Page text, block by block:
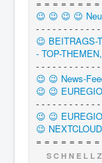
= = = = = = =
😉 😉 😉 😉
- - - - - - - - - - -
😉 BEITRAGS-
- TOP-
- - - - - - - - - - -
😉 😉 News-
😉 😉
- - - - - - - - - - -
😉 😉
😉
= = = = = = =
S C H N E L L